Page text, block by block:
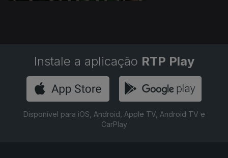
Instale a aplicação RTP Play
Disponível para iOS, Android, Apple TV, Android TV e
CarPlay